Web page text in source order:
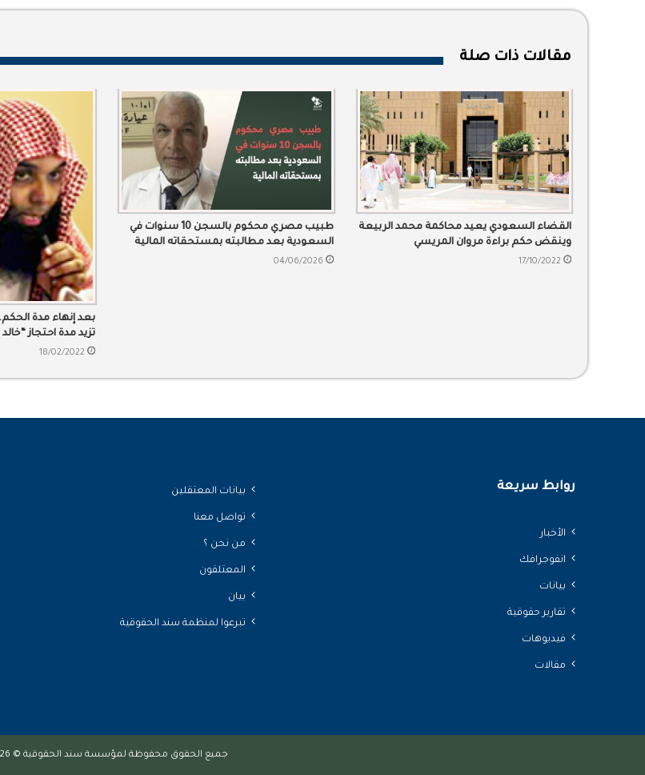
مقالات ذات صلة
القضاء السعودي يعيد محاكمة محمد الربيعة
وينقض حكم براءة مروان المريسي
17/10/2022
طبيب مصري محكوم بالسجن 10 سنوات في
السعودية بعد مطالبته بمستحقاته المالية
04/06/2026
بعد إنهاء مدة
تزيد مدة احتجاز
18/02/2022
روابط سريعة
الأخبار
انفوجرافك
بيانات
تقارير حقوقية
فيديوهات
مقالات
بيانات المعتقلين
تواصل معنا
من نحن ؟
المعتلقون
بيان
تبرعوا لمنظمة سند الحقوقية
جميع الحقوق محفوظة لمؤسسة سند الحقوقية © 2026